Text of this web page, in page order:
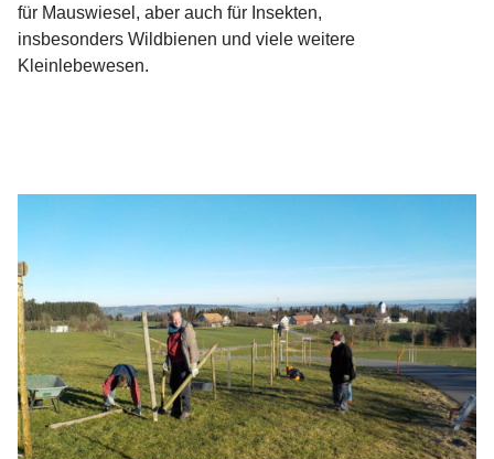
für Mauswiesel, aber auch für Insekten,
insbesonders Wildbienen und viele weitere
Kleinlebewesen.